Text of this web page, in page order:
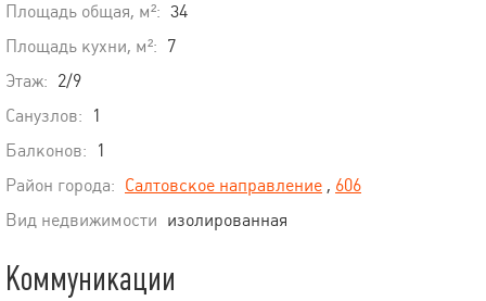
Площадь общая, м²: 34
Площадь кухни, м²: 7
Этаж: 2/9
Санузлов:
1
Балконов:
1
Район города: Салтовское направление , 606
Вид недвижимости изолированная
Коммуникации